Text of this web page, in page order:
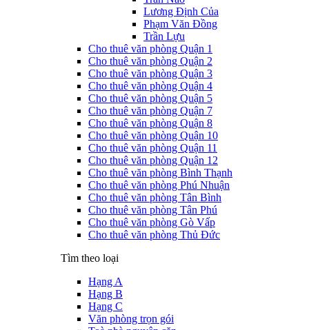
Lương Định Của
Phạm Văn Đồng
Trần Lựu
Cho thuê văn phòng Quận 1
Cho thuê văn phòng Quận 2
Cho thuê văn phòng Quận 3
Cho thuê văn phòng Quận 4
Cho thuê văn phòng Quận 5
Cho thuê văn phòng Quận 7
Cho thuê văn phòng Quận 8
Cho thuê văn phòng Quận 10
Cho thuê văn phòng Quận 11
Cho thuê văn phòng Quận 12
Cho thuê văn phòng Bình Thạnh
Cho thuê văn phòng Phú Nhuận
Cho thuê văn phòng Tân Bình
Cho thuê văn phòng Tân Phú
Cho thuê văn phòng Gò Vấp
Cho thuê văn phòng Thủ Đức
Tìm theo loại
Hạng A
Hạng B
Hạng C
Văn phòng trọn gói